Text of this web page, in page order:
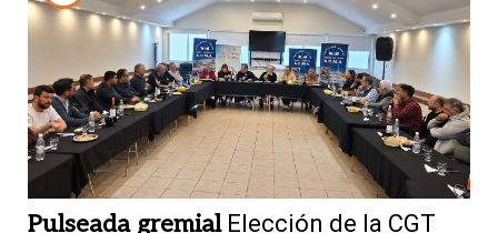
Pulseada gremial Elección de la CGT